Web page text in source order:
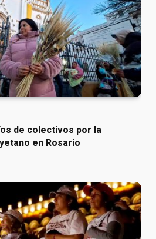
de colectivos por la
en Rosario